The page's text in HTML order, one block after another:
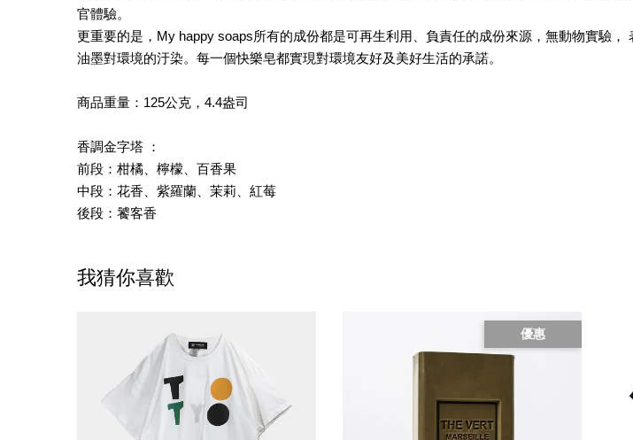
官體驗。
更重要的是，My happy soaps所有的成份都是可再生利用、負責任的成份來源，無動物實驗
油墨對環境的汙染。每一個快樂皂都實現對環境友好及美好生活的承諾。
商品重量：125公克，4.4盎司
香調金字塔 ：
前段：柑橘、檸檬、百香果
中段：花香、紫羅蘭、茉莉、紅莓
後段：饕客香
我猜你喜歡
優惠